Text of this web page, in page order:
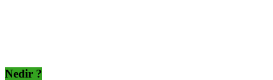
Nedir ?